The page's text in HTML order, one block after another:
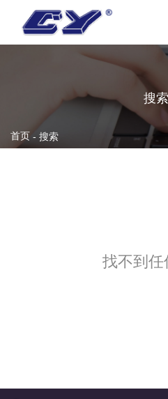
搜索
首页 - 搜索
找不到任